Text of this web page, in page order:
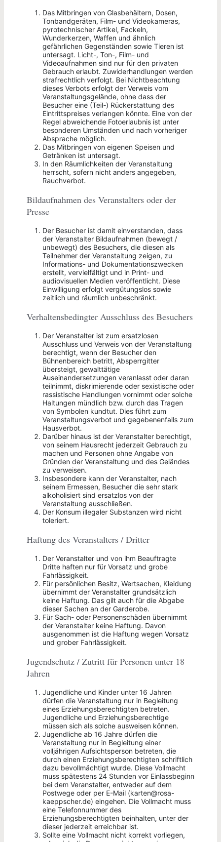
Das Mitbringen von Glasbehältern, Dosen,
Tonbandgeräten, Film- und Videokameras,
pyrotechnischer Artikel, Fackeln,
Wunderkerzen, Waffen und ähnlich
gefährlichen Gegenständen sowie Tieren ist
untersagt. Licht-, Ton-, Film- und
Videoaufnahmen sind nur für den privaten
Gebrauch erlaubt. Zuwiderhandlungen werden
strafrechtlich verfolgt. Bei Nichtbeachtung
dieses Verbots erfolgt der Verweis vom
Veranstaltungsgelände, ohne dass der
Besucher eine (Teil-) Rückerstattung des
Eintrittspreises verlangen könnte. Eine von der
Regel abweichende Fotoerlaubnis ist unter
besonderen Umständen und nach vorheriger
Absprache möglich.
Das Mitbringen von eigenen Speisen und
Getränken ist untersagt.
In den Räumlichkeiten der Veranstaltung
herrscht, sofern nicht anders angegeben,
Rauchverbot.
Bildaufnahmen des Veranstalters oder der
Presse
Der Besucher ist damit einverstanden, dass
der Veranstalter Bildaufnahmen (bewegt /
unbewegt) des Besuchers, die diesen als
Teilnehmer der Veranstaltung zeigen, zu
Informations- und Dokumentationszwecken
erstellt, vervielfältigt und in Print- und
audiovisuellen Medien veröffentlicht. Diese
Einwilligung erfolgt vergütungslos sowie
zeitlich und räumlich unbeschränkt.
Verhaltensbedingter Ausschluss des Besuchers
Der Veranstalter ist zum ersatzlosen
Ausschluss und Verweis von der Veranstaltung
berechtigt, wenn der Besucher den
Bühnenbereich betritt, Absperrgitter
übersteigt, gewalttätige
Auseinandersetzungen veranlasst oder daran
teilnimmt, diskrimierende oder sexistische oder
rassistische Handlungen vornimmt oder solche
Haltungen mündlich bzw. durch das Tragen
von Symbolen kundtut. Dies führt zum
Veranstaltungsverbot und gegebenenfalls zum
Hausverbot.
Darüber hinaus ist der Veranstalter berechtigt,
von seinem Hausrecht jederzeit Gebrauch zu
machen und Personen ohne Angabe von
Gründen der Veranstaltung und des Geländes
zu verweisen.
Insbesondere kann der Veranstalter, nach
seinem Ermessen, Besucher die sehr stark
alkoholisiert sind ersatzlos von der
Veranstaltung ausschließen.
Der Konsum illegaler Substanzen wird nicht
toleriert.
Haftung des Veranstalters / Dritter
Der Veranstalter und von ihm Beauftragte
Dritte haften nur für Vorsatz und grobe
Fahrlässigkeit.
Für persönlichen Besitz, Wertsachen, Kleidung
übernimmt der Veranstalter grundsätzlich
keine Haftung. Das gilt auch für die Abgabe
dieser Sachen an der Garderobe.
Für Sach- oder Personenschäden übernimmt
der Veranstalter keine Haftung. Davon
ausgenommen ist die Haftung wegen Vorsatz
und grober Fahrlässigkeit.
Jugendschutz / Zutritt für Personen unter 18
Jahren
Jugendliche und Kinder unter 16 Jahren
dürfen die Veranstaltung nur in Begleitung
eines Erziehungsberechtigten betreten.
Jugendliche und Erziehungsberechtige
müssen sich als solche ausweisen können.
Jugendliche ab 16 Jahre dürfen die
Veranstaltung nur in Begleitung einer
volljährigen Aufsichtsperson betreten, die
durch einen Erziehungsberechtigten schriftlich
dazu bevollmächtigt wurde. Diese Vollmacht
muss spätestens 24 Stunden vor Einlassbeginn
bei dem Veranstalter, entweder auf dem
Postwege oder per E-Mail (karten@rosa-
kaeppscher.de) eingehen. Die Vollmacht muss
eine Telefonnummer des
Erziehungsberechtigten beinhalten, unter der
dieser jederzeit erreichbar ist.
Sollte eine Vollmacht nicht korrekt vorliegen,